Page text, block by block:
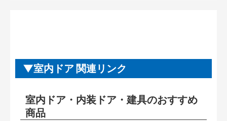
室内ドア 関連リンク
室内ドア・内装ドア・建具のおすすめ
商品